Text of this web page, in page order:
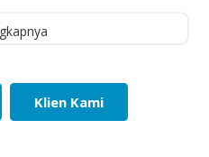
Klien Kami